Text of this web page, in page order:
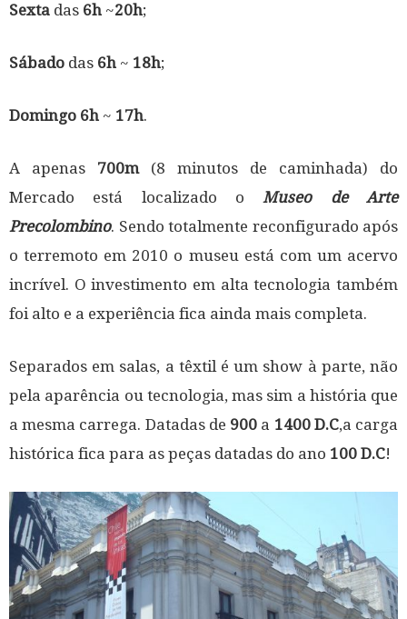
Sexta das 6h ~20h;
Sábado das 6h ~ 18h;
Domingo 6h ~ 17h.
A apenas 700m(8 minutos de caminhada) do
Mercado está localizado oMuseo de Arte
Precolombino. Sendo totalmente reconfigurado após
o terremoto em 2010 o museu está com um acervo
incrível. O investimento em alta tecnologia também
foi alto e a experiência fica ainda mais completa.
Separados em salas, a têxtil é um show à parte, não
pela aparência ou tecnologia, mas sim a história que
a mesma carrega. Datadas de 900 a 1400 D.C,a carga
histórica fica para as peças datadas do ano 100 D.C!